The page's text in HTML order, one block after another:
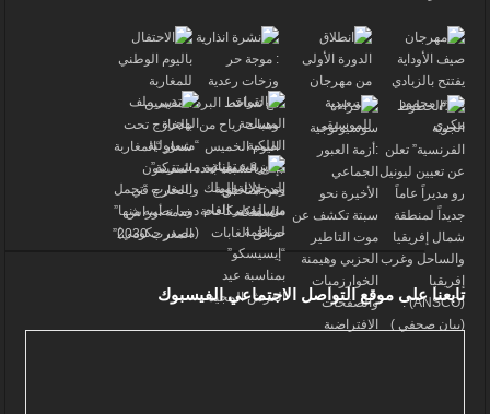
تابعنا على موقع التواصل الاجتماعي الفيسبوك